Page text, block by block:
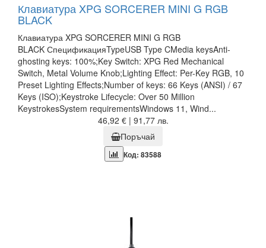
Клавиатура XPG SORCERER MINI G RGB
BLACK
Клавиатура XPG SORCERER MINI G RGB
BLACK СпецификацияTypeUSB Type CMedia keysAnti-
ghosting keys: 100%;Key Switch: XPG Red Mechanical
Switch, Metal Volume Knob;Lighting Effect: Per-Key RGB, 10
Preset Lighting Effects;Number of keys: 66 Keys (ANSI) / 67
Keys (ISO);Keystroke Lifecycle: Over 50 Million
KeystrokesSystem requirementsWindows 11, Wind...
46,92 € | 91,77 лв.
Поръчай
Код: 83588